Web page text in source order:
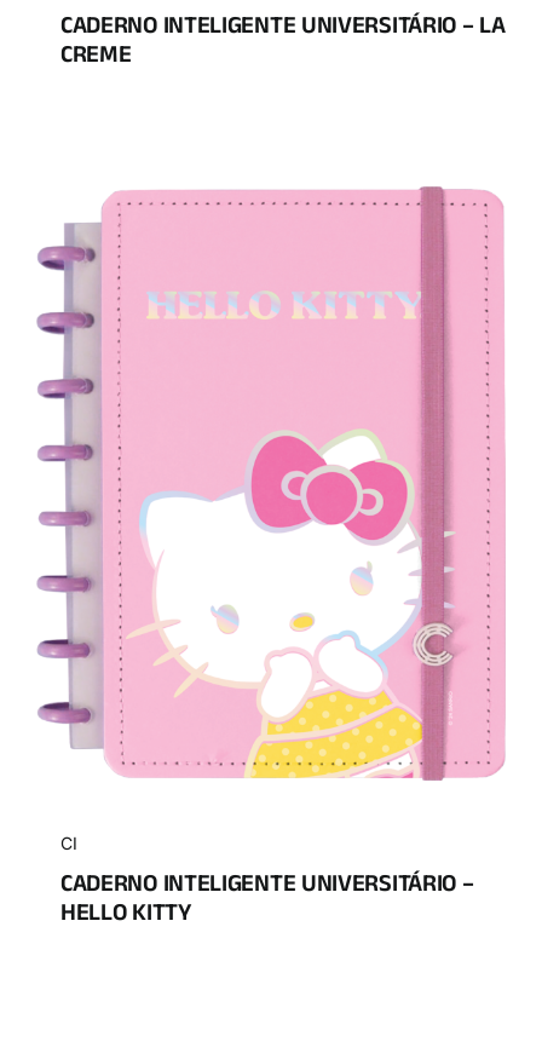
CADERNO INTELIGENTE UNIVERSITÁRIO – LA
CREME
CI
CADERNO INTELIGENTE UNIVERSITÁRIO –
HELLO KITTY